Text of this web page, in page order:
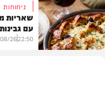
חדשות
שאריות
עם
22:50
26